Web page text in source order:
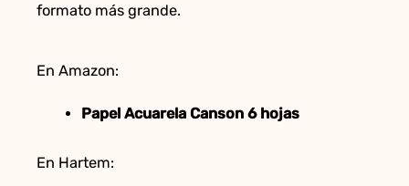
formato más grande.
En Amazon:
Papel Acuarela Canson 6 hojas
En Hartem: